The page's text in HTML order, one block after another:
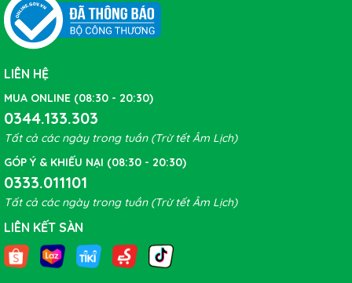
LIÊN HỆ
MUA ONLINE (08:30 - 20:30)
0344.133.303
Tất cả các ngày trong tuần (Trừ tết Âm Lịch)
GÓP Ý & KHIẾU NẠI (08:30 - 20:30)
0333.011101
Tất cả các ngày trong tuần (Trừ tết Âm Lịch)
LIÊN KẾT SÀN